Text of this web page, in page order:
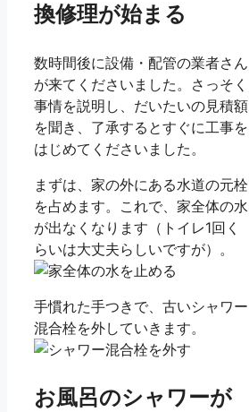
換修理が始まる
数時間後に設備・配管の業者さん
が来てくださいました。さっそく
事情を説明し、だいたいの見積額
を聞き、了承するとすぐに工事を
はじめてくださいました。
まずは、家の外にある水道の元栓
を占めます。これで、家全体の水
が出なくなります（トイレ1回く
らいは大丈夫らしいですが）。
手慣れた手つきで、古いシャワー
混合栓を外していきます。
お風呂のシャワーが